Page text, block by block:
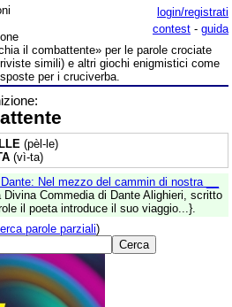
login/registrati
contest - guida
il combattente» per le parole crociate
simili) e altri giochi enigmistici come
per i cruciverba.
(pèl-le)
(vì-ta)
Nel mezzo del cammin di nostra __
Commedia di Dante Alighieri, scritto
il poeta introduce il suo viaggio...}.
parole parziali)